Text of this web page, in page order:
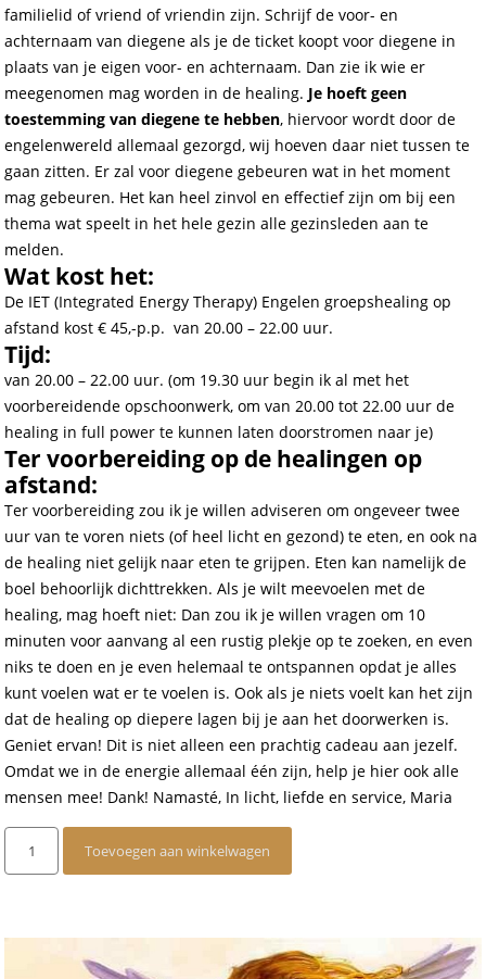
familielid of vriend of vriendin zijn. Schrijf de voor- en
achternaam van diegene als je de ticket koopt voor diegene in
plaats van je eigen voor- en achternaam. Dan zie ik wie er
meegenomen mag worden in de healing. Je hoeft geen
toestemming van diegene te hebben, hiervoor wordt door de
engelenwereld allemaal gezorgd, wij hoeven daar niet tussen te
gaan zitten. Er zal voor diegene gebeuren wat in het moment
mag gebeuren. Het kan heel zinvol en effectief zijn om bij een
thema wat speelt in het hele gezin alle gezinsleden aan te
melden.
Wat kost het:
De IET (Integrated Energy Therapy) Engelen groepshealing op
afstand kost € 45,-p.p. van 20.00 – 22.00 uur.
Tijd:
van 20.00 – 22.00 uur. (om 19.30 uur begin ik al met het
voorbereidende opschoonwerk, om van 20.00 tot 22.00 uur de
healing in full power te kunnen laten doorstromen naar je)
Ter voorbereiding op de healingen op
afstand:
Ter voorbereiding zou ik je willen adviseren om ongeveer twee
uur van te voren niets (of heel licht en gezond) te eten, en ook na
de healing niet gelijk naar eten te grijpen. Eten kan namelijk de
boel behoorlijk dichttrekken. Als je wilt meevoelen met de
healing, mag hoeft niet: Dan zou ik je willen vragen om 10
minuten voor aanvang al een rustig plekje op te zoeken, en even
niks te doen en je even helemaal te ontspannen opdat je alles
kunt voelen wat er te voelen is. Ook als je niets voelt kan het zijn
dat de healing op diepere lagen bij je aan het doorwerken is.
Geniet ervan! Dit is niet alleen een prachtig cadeau aan jezelf.
Omdat we in de energie allemaal één zijn, help je hier ook alle
mensen mee! Dank! Namasté, In licht, liefde en service, Maria
afstand
Toevoegen aan winkelwagen